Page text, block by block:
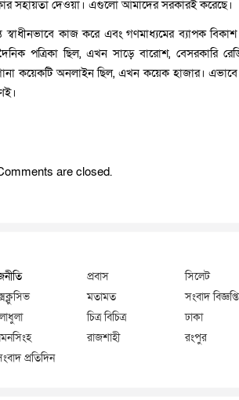
সহায়তা দেওয়া। এগুলো আমাদের সরকারই করেছে।
কাজ করে এবং গণমাধ্যমের ব্যাপক বিকাশ
পত্রিকা ছিল, এখন সাড়ে বারোশ, বেসরকারি
কয়েকটি অনলাইন ছিল, এখন কয়েক হাজার। এভাবে
are closed.
প্রবাস সিলেট
মতামত সংবাদ বিজ্ঞপ্তি
চিত্র বিচিত্র ঢাকা
রাজশাহী রংপুর
প্রতিদিন